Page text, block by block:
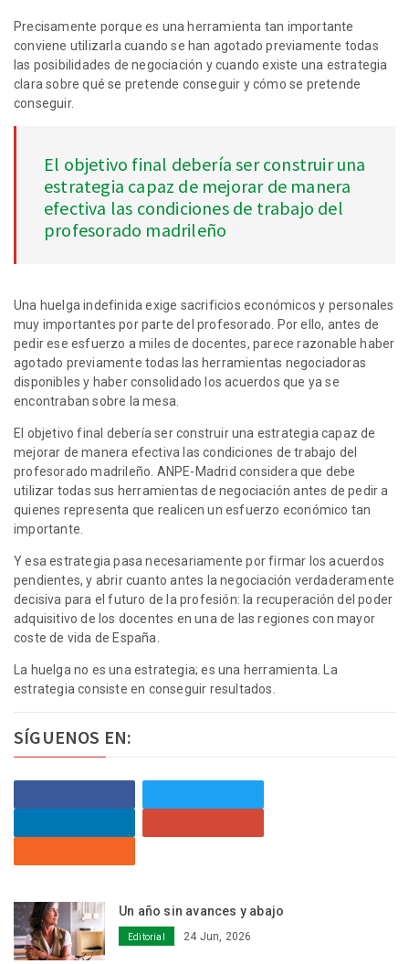
Precisamente porque es una herramienta tan importante
conviene utilizarla cuando se han agotado previamente todas
las posibilidades de negociación y cuando existe una estrategia
clara sobre qué se pretende conseguir y cómo se pretende
conseguir.
El objetivo final debería ser construir una
estrategia capaz de mejorar de manera
efectiva las condiciones de trabajo del
profesorado madrileño
Una huelga indefinida exige sacrificios económicos y personales
muy importantes por parte del profesorado. Por ello, antes de
pedir ese esfuerzo a miles de docentes, parece razonable haber
agotado previamente todas las herramientas negociadoras
disponibles y haber consolidado los acuerdos que ya se
encontraban sobre la mesa.
El objetivo final debería ser construir una estrategia capaz de
mejorar de manera efectiva las condiciones de trabajo del
profesorado madrileño. ANPE-Madrid considera que debe
utilizar todas sus herramientas de negociación antes de pedir a
quienes representa que realicen un esfuerzo económico tan
importante.
Y esa estrategia pasa necesariamente por firmar los acuerdos
pendientes, y abrir cuanto antes la negociación verdaderamente
decisiva para el futuro de la profesión: la recuperación del poder
adquisitivo de los docentes en una de las regiones con mayor
coste de vida de España.
La huelga no es una estrategia; es una herramienta. La
estrategia consiste en conseguir resultados.
SÍGUENOS EN:
Un año sin avances y abajo
Editorial 24 Jun, 2026